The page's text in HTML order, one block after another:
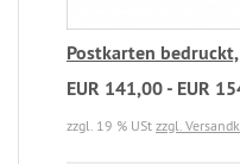
Postkarten
EUR 141,00 - EUR
zzgl. 19 % USt zzgl.